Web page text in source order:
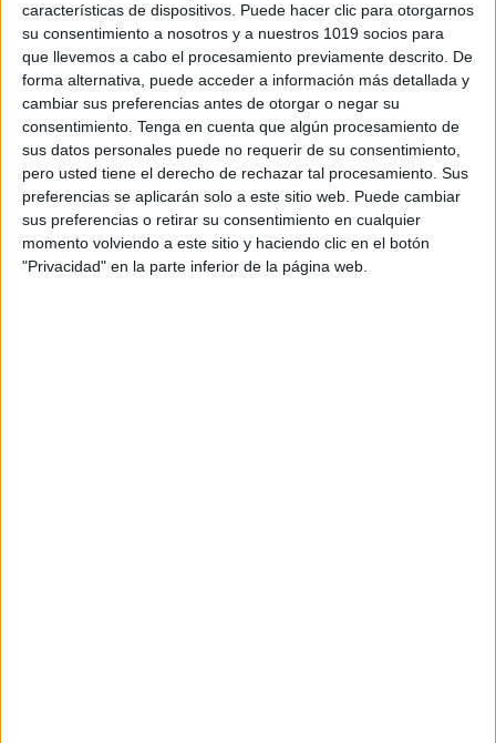
características de dispositivos. Puede hacer clic para otorgarnos
su consentimiento a nosotros y a nuestros 1019 socios para
que llevemos a cabo el procesamiento previamente descrito. De
forma alternativa, puede acceder a información más detallada y
cambiar sus preferencias antes de otorgar o negar su
consentimiento. Tenga en cuenta que algún procesamiento de
sus datos personales puede no requerir de su consentimiento,
pero usted tiene el derecho de rechazar tal procesamiento. Sus
preferencias se aplicarán solo a este sitio web. Puede cambiar
sus preferencias o retirar su consentimiento en cualquier
momento volviendo a este sitio y haciendo clic en el botón
"Privacidad" en la parte inferior de la página web.
DESCARGA EL RECURSO EN PDF